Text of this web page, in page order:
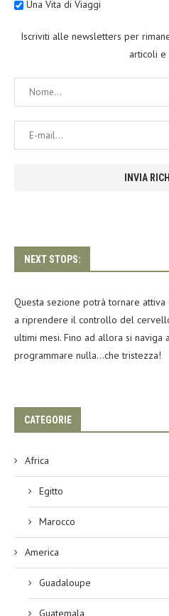
Una Vita di Viaggi
Iscriviti alle newsletters per
articoli
NEXT STOPS:
Questa sezione potrà tornare
a riprendere il controllo del
ultimi mesi. Fino ad allora si naviga
programmare nulla…che tristezza!
CATEGORIE
Africa
Egitto
Marocco
America
Guadaloupe
Guatemala